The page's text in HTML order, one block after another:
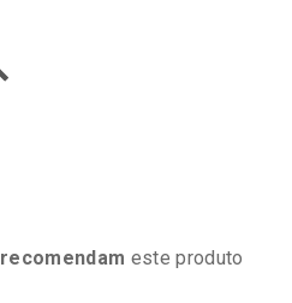
recomendam este produto